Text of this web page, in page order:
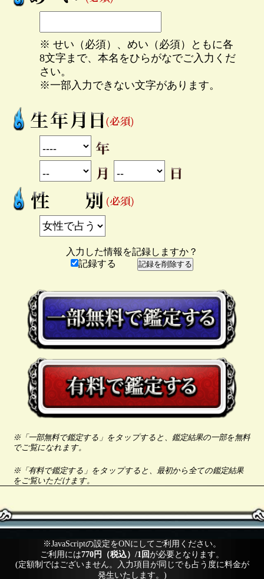
※ せい（必須）、めい（必須）ともに各
8文字まで、本名をひらがなでご入力くだ
さい。
※一部入力できない文字があります。
入力した情報を記録しますか？
記録する
※「一部無料で鑑定する」をタップすると、鑑定結果の一部を無料
でご覧になれます。
※「有料で鑑定する」をタップすると、最初から全ての鑑定結果
をご覧いただけます。
※JavaScriptの設定をONにしてご利用ください。
ご利用には770円（税込）/1回 が必要となります。
(定額制ではございません。入力項目が同じでも占う度に料金が
発生いたします。)